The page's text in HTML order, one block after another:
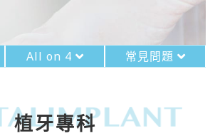
All on 4 常見問題
植牙專科